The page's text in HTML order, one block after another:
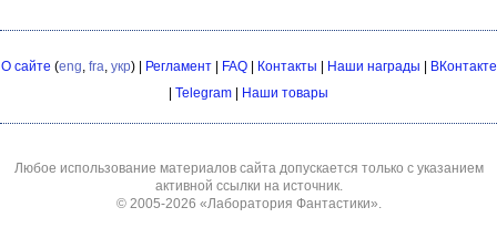
О сайте (eng, fra, укр) | Регламент| FAQ| Контакты Наши награды
ВКонтакте
Telegram Наши товары
Любое использование материалов сайта допускается только с указанием
активной ссылки на источник.
© 2005-2026 «Лаборатория Фантастики».